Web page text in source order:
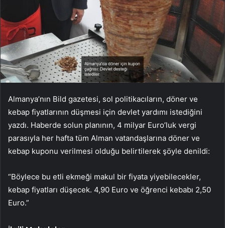
Almanya’nın Bild gazetesi, sol politikacıların, döner ve
kebap fiyatlarının düşmesi için devlet yardımı istediğini
yazdı. Haberde solun planının, 4 milyar Euro’luk vergi
parasıyla her hafta tüm Alman vatandaşlarına döner ve
kebap kuponu verilmesi olduğu belirtilerek şöyle denildi:
“Böylece bu etli ekmeği makul bir fiyata yiyebilecekler,
kebap fiyatları düşecek. 4,90 Euro ve öğrenci kebabı 2,50
Euro.”